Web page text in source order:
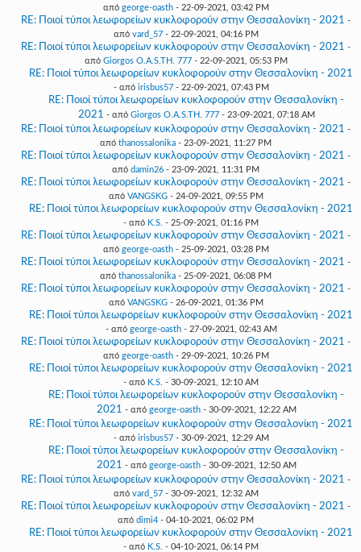
από george-oasth- 22-09-2021, 03:42 PM
RE: Ποιοί τύποι λεωφορείων κυκλοφορούν στην Θεσσαλονίκη - 2021 -
από vard_57- 22-09-2021, 04:16 PM
RE: Ποιοί τύποι λεωφορείων κυκλοφορούν στην Θεσσαλονίκη - 2021 -
από Giorgos O.A.S.TH. 777- 22-09-2021, 05:53 PM
RE: Ποιοί τύποι λεωφορείων κυκλοφορούν στην Θεσσαλονίκη - 2021
- από irisbus57- 22-09-2021, 07:43 PM
RE: Ποιοί τύποι λεωφορείων κυκλοφορούν στην Θεσσαλονίκη -
2021 - από Giorgos O.A.S.TH. 777- 23-09-2021, 07:18 AM
RE: Ποιοί τύποι λεωφορείων κυκλοφορούν στην Θεσσαλονίκη - 2021 -
από thanossalonika - 23-09-2021, 11:27 PM
RE: Ποιοί τύποι λεωφορείων κυκλοφορούν στην Θεσσαλονίκη - 2021 -
από damin26 - 23-09-2021, 11:31 PM
RE: Ποιοί τύποι λεωφορείων κυκλοφορούν στην Θεσσαλονίκη - 2021 -
από VANGSKG- 24-09-2021, 09:55 PM
RE: Ποιοί τύποι λεωφορείων κυκλοφορούν στην Θεσσαλονίκη - 2021
- από K.S. - 25-09-2021, 01:16 PM
RE: Ποιοί τύποι λεωφορείων κυκλοφορούν στην Θεσσαλονίκη - 2021 -
από george-oasth- 25-09-2021, 03:28 PM
RE: Ποιοί τύποι λεωφορείων κυκλοφορούν στην Θεσσαλονίκη - 2021 -
από thanossalonika - 25-09-2021, 06:08 PM
RE: Ποιοί τύποι λεωφορείων κυκλοφορούν στην Θεσσαλονίκη - 2021 -
από VANGSKG- 26-09-2021, 01:36 PM
RE: Ποιοί τύποι λεωφορείων κυκλοφορούν στην Θεσσαλονίκη - 2021
- από george-oasth- 27-09-2021, 02:43 AM
RE: Ποιοί τύποι λεωφορείων κυκλοφορούν στην Θεσσαλονίκη - 2021 -
από george-oasth- 29-09-2021, 10:26 PM
RE: Ποιοί τύποι λεωφορείων κυκλοφορούν στην Θεσσαλονίκη - 2021
- από K.S. - 30-09-2021, 12:10 AM
RE: Ποιοί τύποι λεωφορείων κυκλοφορούν στην Θεσσαλονίκη -
2021 - από george-oasth- 30-09-2021, 12:22 AM
RE: Ποιοί τύποι λεωφορείων κυκλοφορούν στην Θεσσαλονίκη - 2021
- από irisbus57- 30-09-2021, 12:29 AM
RE: Ποιοί τύποι λεωφορείων κυκλοφορούν στην Θεσσαλονίκη -
2021 - από george-oasth- 30-09-2021, 12:50 AM
RE: Ποιοί τύποι λεωφορείων κυκλοφορούν στην Θεσσαλονίκη - 2021 -
από vard_57- 30-09-2021, 12:32 AM
RE: Ποιοί τύποι λεωφορείων κυκλοφορούν στην Θεσσαλονίκη - 2021 -
από dimi4 - 04-10-2021, 06:02 PM
RE: Ποιοί τύποι λεωφορείων κυκλοφορούν στην Θεσσαλονίκη - 2021
- από K.S. - 04-10-2021, 06:14 PM